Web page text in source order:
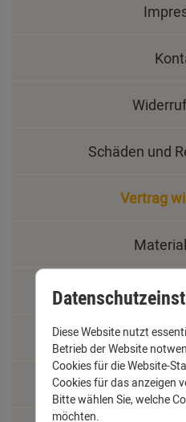
Schäden und
Vertrag
Montage und
Diese Website nutzt
Betrieb der Website
Cookies für die Website-
Cookies für das anzeigen
Bitte wählen Sie, welche
möchten.